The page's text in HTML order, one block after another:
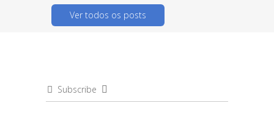
Ver todos os posts
Subscribe